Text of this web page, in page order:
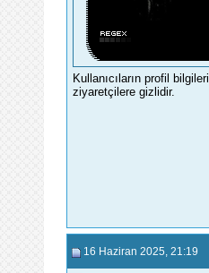
Kullanıcıların profil bilgileri
ziyaretçilere gizlidir.
16 Haziran 2025 , 21:19